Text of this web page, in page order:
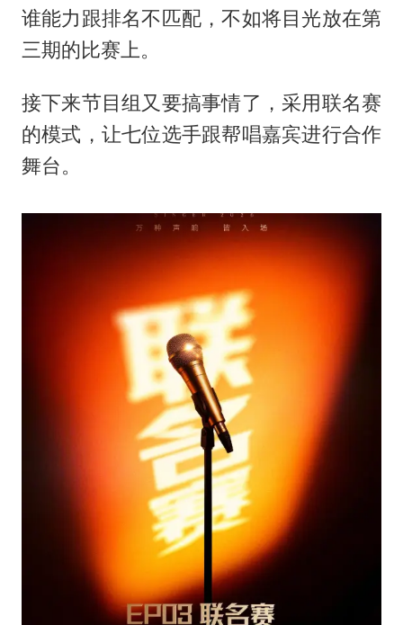
谁能力跟排名不匹配，不如将目光放在第
三期的比赛上。
接下来节目组又要搞事情了，采用联名赛
的模式，让七位选手跟帮唱嘉宾进行合作
舞台。